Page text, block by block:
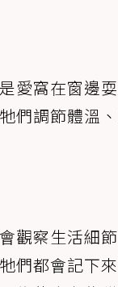
愛窩在窗邊
們調節體溫
觀察生活細
們都會記下